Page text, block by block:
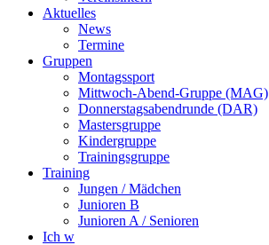
Aktuelles
News
Termine
Gruppen
Montagssport
Mittwoch-Abend-Gruppe (MAG)
Donnerstagsabendrunde (DAR)
Mastersgruppe
Kindergruppe
Trainingsgruppe
Training
Jungen / Mädchen
Junioren B
Junioren A / Senioren
Ich w